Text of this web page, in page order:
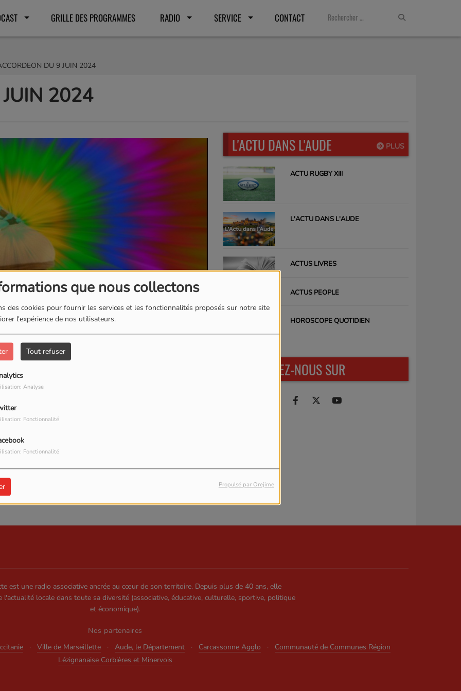
que nous collectons
des cookies pour fournir les services et les fonctionnalités proposés sur notre site
l'expérience de nos utilisateurs.
Tout refuser
Analyse
Fonctionnalité
Fonctionnalité
Propulsé par Orejime
GRILLE DES PROGRAMMES RADIO SERVICE CONTACT
DU 9 JUIN 2024
2024
TÉLÉCHARGER LE PODCAST
commenter cet article
CONNECTER
PLUS
L'ACTU DANS L'AUDE
ACTU RUGBY XIII
L'ACTU DANS L'AUDE
ACTUS LIVRES
ACTUS PEOPLE
HOROSCOPE QUOTIDIEN
RETROUVEZ-NOUS SUR
est une radio associative ancrée au cœur de son territoire. Depuis plus de 40 ans, elle
l'actualité locale dans toute sa diversité (associative, éducative, culturelle, sportive, politique
et économique).
Nos partenaires
· Ville de Marseillette · Aude, le Département · Carcassonne Agglo ·
Communauté de Communes Région
Lézignanaise Corbières et Minervois